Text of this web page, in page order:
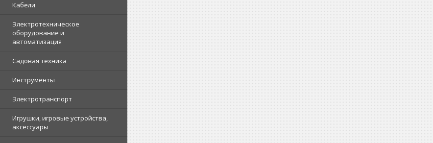
Кабели
Электротехническое
оборудование и
автоматизация
Садовая техника
Инструменты
Электротранспорт
Игрушки, игровые устройства,
аксессуары